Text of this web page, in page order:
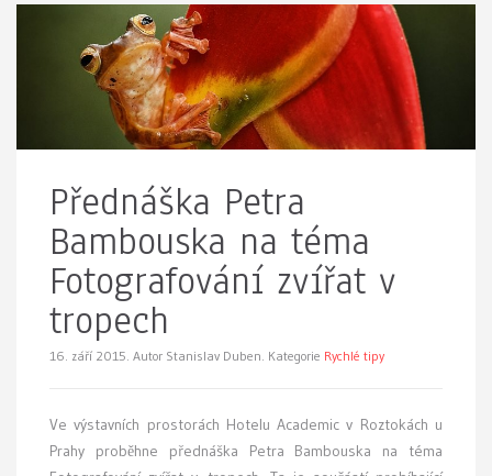
Přednáška Petra
Bambouska na téma
Fotografování zvířat v
tropech
16. září 2015. Autor Stanislav Duben. Kategorie Rychlé tipy
Ve výstavních prostorách Hotelu Academic v Roztokách u
Prahy proběhne přednáška Petra Bambouska na téma